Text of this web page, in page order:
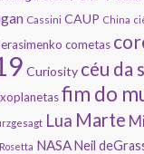
Cassini CAUP China
cometas
Curiosity céu da
fim do
Lua Marte
NASANeil